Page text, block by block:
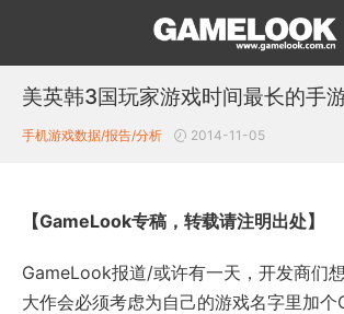
美英韩3国玩家游戏时间最长的手
手机游戏数据/报告/分析 2014-11-05
【GameLook专稿，转载请注明出处】
GameLook报道/或许有一天，开发商们
大作会必须考虑为自己的游戏名字里加个